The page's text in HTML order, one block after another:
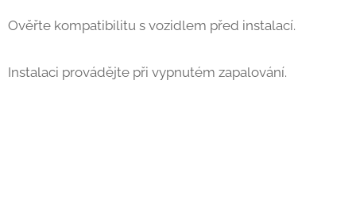
Ověřte kompatibilitu s vozidlem před instalací.
Instalaci provádějte při vypnutém zapalování.